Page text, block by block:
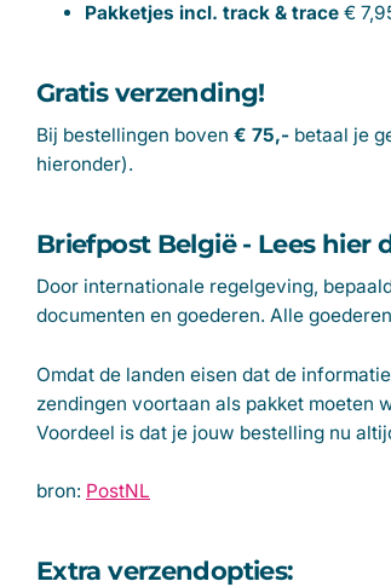
Pakketjes incl. track & trace €
Gratis verzending!
Bij bestellingen boven € 75,- betaal je
hieronder).
Briefpost België - Lees hier
Door internationale regelgeving,
documenten en goederen. Alle
Omdat de landen eisen dat de
zendingen voortaan als pakket moeten
Voordeel is dat je jouw bestelling nu
bron: PostNL
Extra verzendopties: